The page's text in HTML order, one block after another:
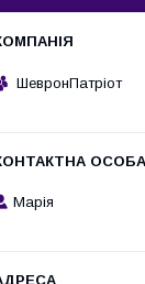
ШевронПатріот
Марія